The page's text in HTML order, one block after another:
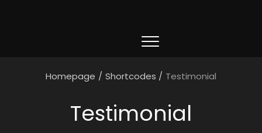
Homepage / Shortcodes / Testimonial
Testimonial